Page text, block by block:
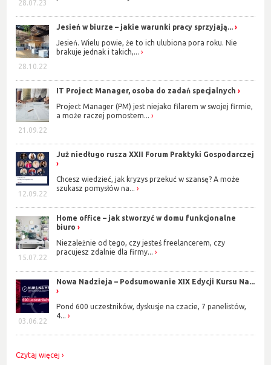
28.07.23
28.10.22
Jesień w biurze – jakie warunki pracy sprzyjają...
Jesień. Wielu powie, że to ich ulubiona pora roku. Nie
brakuje jednak i takich,...
21.09.22
IT Project Manager, osoba do zadań specjalnych
Project Manager (PM) jest niejako filarem w swojej firmie,
a może raczej pomostem...
12.09.22
Już niedługo rusza XXII Forum Praktyki Gospodarczej
Chcesz wiedzieć, jak kryzys przekuć w szansę? A może
szukasz pomysłów na...
15.07.22
Home office – jak stworzyć w domu funkcjonalne
biuro
Niezależnie od tego, czy jesteś freelancerem, czy
pracujesz zdalnie dla firmy...
03.06.22
Nowa Nadzieja – Podsumowanie XIX Edycji Kursu Na...
Pond 600 uczestników, dyskusje na czacie, 7 panelistów,
4...
Czytaj więcej